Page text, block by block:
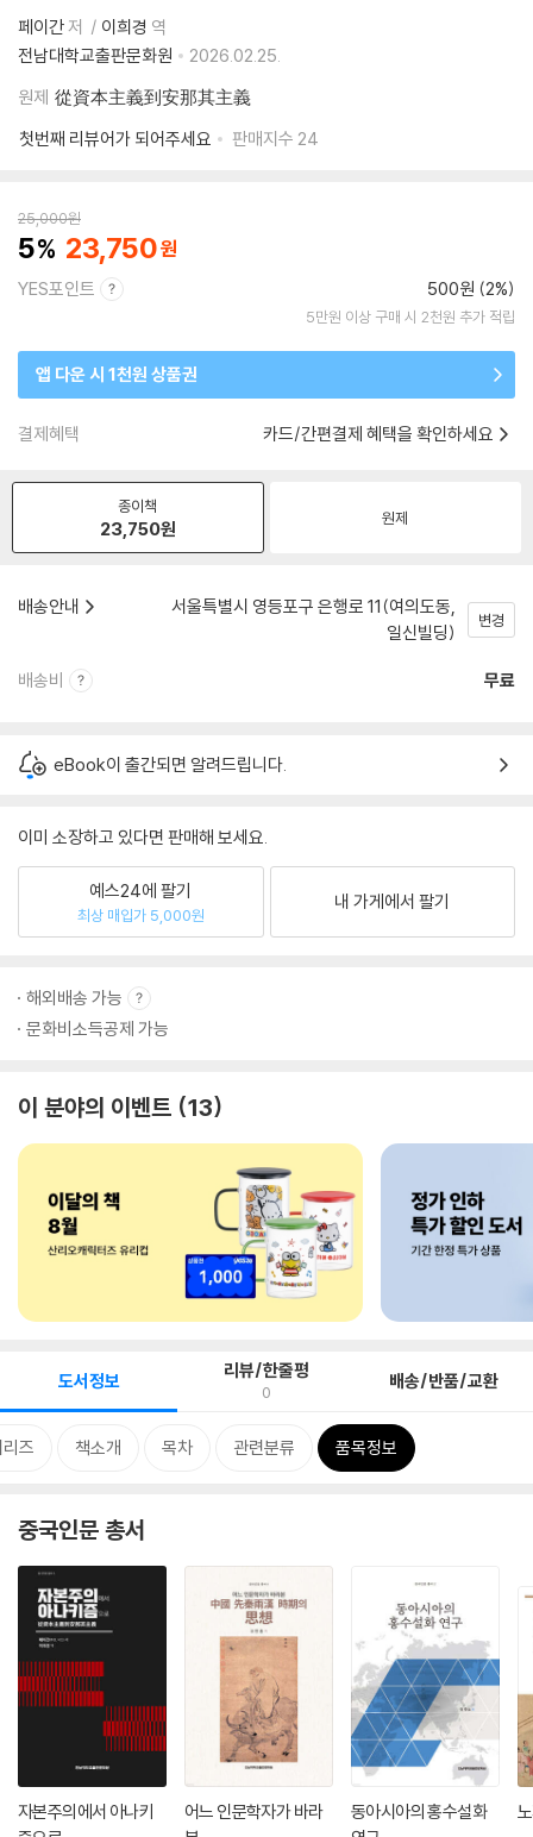
페이간저 이희경 역
전남대학교출판문화원
2026.02.25.
원제 從資本主義到安那其主義
첫번째 리뷰어가 되어주세요
판매지수 24
25,000원
5 23,750
YES포인트 500원 (2%)
5만원 이상 구매 시 2천원 추가 적립
앱 다운 시 1천원 상품권
결제혜택 카드/간편결제 혜택을 확인하세요
종이책
23,750원 원제
배송안내
서울특별시 영등포구 은행로 11(여의도동,
일신빌딩)
변경
배송비 무료
eBook이 출간되면 알려드립니다.
이미 소장하고 있다면 판매해 보세요.
예스24에 팔기
최상 매입가 5,000원
내 가게에서 팔기
해외배송 가능
문화비소득공제 가능
이 분야의 이벤트 13
도서정보 리뷰/한줄평
0 배송/반품/교환
즈 책소개 목차 관련분류 품목정보
중국인문 총서
자본주의에서 아나키
어느 인문학자가 바라
동아시아의 홍수설화